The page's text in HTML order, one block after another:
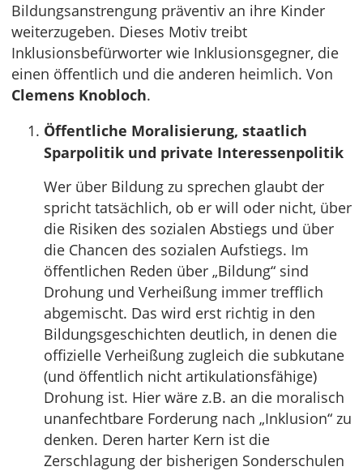
Bildungsanstrengung präventiv an ihre Kinder
weiterzugeben. Dieses Motiv treibt
Inklusionsbefürworter wie Inklusionsgegner, die
einen öffentlich und die anderen heimlich. Von
Clemens Knobloch.
Öffentliche Moralisierung, staatlich
Sparpolitik und private Interessenpolitik
Wer über Bildung zu sprechen glaubt der
spricht tatsächlich, ob er will oder nicht, über
die Risiken des sozialen Abstiegs und über
die Chancen des sozialen Aufstiegs. Im
öffentlichen Reden über „Bildung“ sind
Drohung und Verheißung immer trefflich
abgemischt. Das wird erst richtig in den
Bildungsgeschichten deutlich, in denen die
offizielle Verheißung zugleich die subkutane
(und öffentlich nicht artikulationsfähige)
Drohung ist. Hier wäre z.B. an die moralisch
unanfechtbare Forderung nach „Inklusion“ zu
denken. Deren harter Kern ist die
Zerschlagung der bisherigen Sonderschulen